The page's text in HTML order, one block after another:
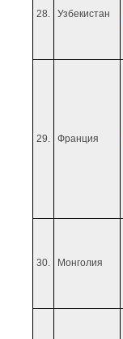
28. Узбекистан
29. Франция
30. Монголия